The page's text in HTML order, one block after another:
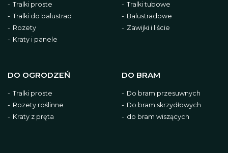
Tralki proste
Tralki do balustrad
Rozety
Kraty i panele
Tralki tubowe
Balustradowe
Zawijki i liście
DO OGRODZEŃ
Tralki proste
Rozety roślinne
Kraty z pręta
DO BRAM
Do bram przesuwnych
Do bram skrzydłowych
do bram wiszących